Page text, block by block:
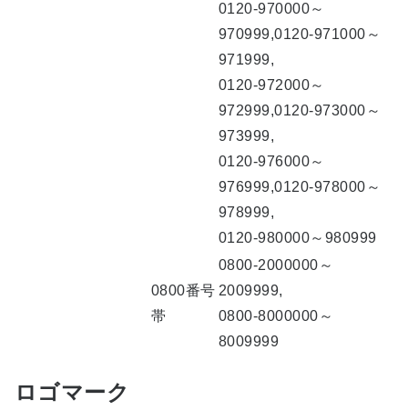
0120-970000～
970999,0120-971000～
971999,
0120-972000～
972999,0120-973000～
973999,
0120-976000～
976999,0120-978000～
978999,
0120-980000～980999
0800番号
帯
0800-2000000～
2009999,
0800-8000000～
8009999
ロゴマーク